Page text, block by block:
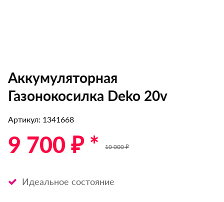
Аккумуляторная
Газонокосилка Deko 20v
Артикул: 1341668
9 700 ₽ * 10 000 ₽
Идеальное состояние